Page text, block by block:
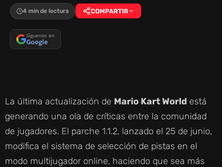
4 min de lectura COMPARTIR
Síguenos en
Google
La última actualización de Mario Kart World está
generando una ola de críticas entre la comunidad
de jugadores. El parche 1.1.2, lanzado el 25 de junio,
modifica el sistema de selección de pistas en el
modo multijugador online, haciendo que sea más